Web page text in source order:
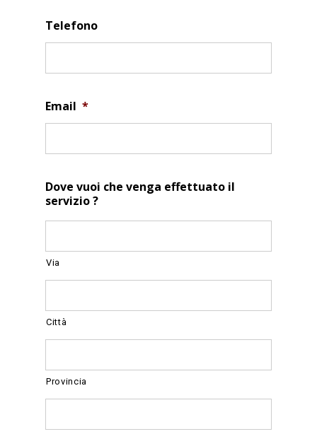
Telefono
Email *
Dove vuoi che venga effettuato il
servizio ?
Via
Città
Provincia